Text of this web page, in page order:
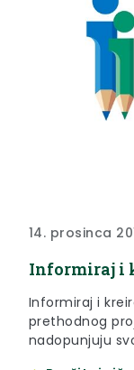
14. prosinca
Informiraj i
Informiraj i
prethodnog
nadopunjuju